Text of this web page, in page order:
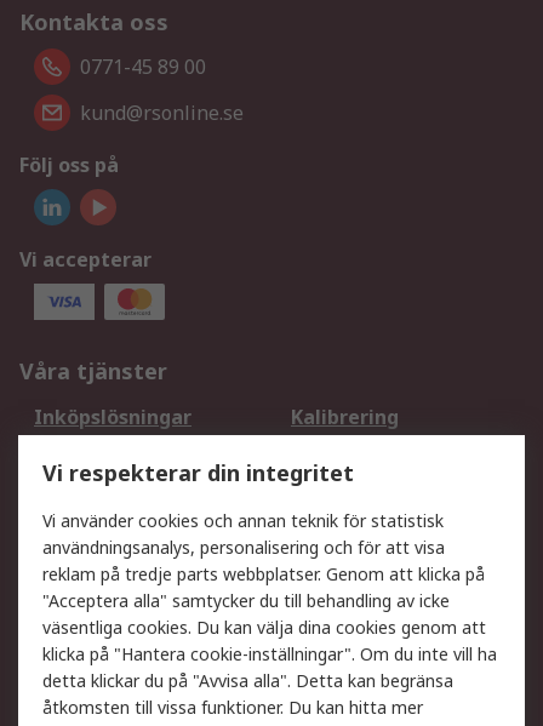
Kontakta oss
0771-45 89 00
kund@rsonline.se
Följ oss på
Vi accepterar
Våra tjänster
Inköpslösningar
Kalibrering
DesignSpark
Teknisk Support
Ditt lokala säljteam
Exportlösningar
Support
Få hjälp
Retur av varor
Leverans
Spåra din order
Begär en fakturakopi
Fördelar med RS-konto
Vi respekterar din integritet
Vi använder cookies och annan teknik för statistisk
användningsanalys, personalisering och för att visa
reklam på tredje parts webbplatser. Genom att klicka på
"Acceptera alla" samtycker du till behandling av icke
väsentliga cookies. Du kan välja dina cookies genom att
klicka på "Hantera cookie-inställningar". Om du inte vill ha
detta klickar du på "Avvisa alla". Detta kan begränsa
åtkomsten till vissa funktioner. Du kan hitta mer